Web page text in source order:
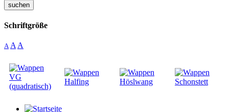
suchen
Schriftgröße
A A A